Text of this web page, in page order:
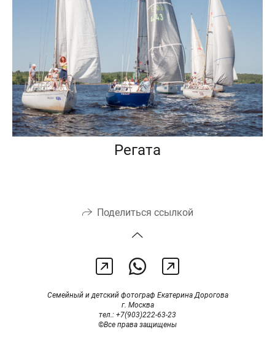
Регата
Поделиться ссылкой
Семейный и детский фотограф Екатерина Дорогова
г. Москва
тел.: +7(903)222-63-23
©Все права защищены